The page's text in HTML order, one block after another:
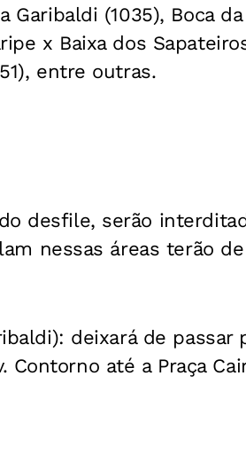
Garibaldi (1035), Boca
x Baixa dos
entre outras.
desfile, serão
nessas áreas terão
deixará de passar
Contorno até a Praça